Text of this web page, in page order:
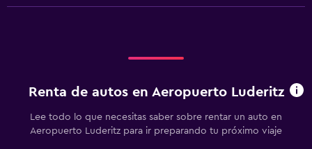
Renta de autos en Aeropuerto Luderitz
Lee todo lo que necesitas saber sobre rentar un auto en
Aeropuerto Luderitz para ir preparando tu próximo viaje